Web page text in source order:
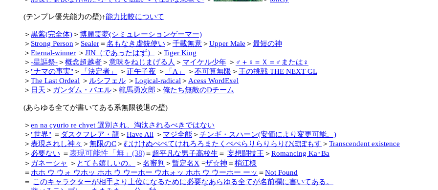
(テンプレ優先能力の壁)↑能力比較について
＞ 黒紫(完全体)＞ 博麗霊夢(シミュレーションゲーマー)
＞ Strong Person ＞ Sealer＝名もなき虚銃使い ＞ 千載無意＞ Upper Male ＞ 最短の神
＞ Eternal-winner ＞ JIN（であったはず） ＞ Tiger King
＞ -星謳祭-＞ 概念超越者＞ 意味をねじまげる人 ＞ マイケル少年 ＞ ♂＋♀＝Ｘ＝♂または♀
＞ "ナマの事実"＞ 「決定者」 ＞ 正午子夜 ＞ 「A」 ＞ 不可算無限 ＞ 王の挑戦 THE NEXT GL
＞ The Last Ordeal ＞ ルシフェル ＞ Logical-radical ＞ Acess WordExel
＞ 日天 ＞ ガンダム・バエル＞ 範馬勇次郎 ＞ 俺たち無敵のDチーム
(あらゆる全てが書いてある系無限後退の壁)
＞ en na cyurio re chyet 選別され、淘汰されるべきではない
＞ "世界" ＝ ダスクフレア・龍 ＞ Have All ＞ マジ全能＞ チンギ・スハーン(安価により変更可能。)
＞ 表現されし神々 ＞ 無限のC＞ むけけぬぺぺてけれろろまたくぺぺらりらりらりひぽぽもす ＞ Transcendent existence
＞ 必要ない ＝表現可能性「無」(38)＝ 超平凡な男子高校生 ＝ 妄想闘技王 ＞ Romancing Ka･Ba
＞ ガネーシャ ＞ とても嬉しいの。 ＞ 名審判 ＞ 暫定名X =ザ☆神 ＝梢江様
＝ ホホ ウ ウォ ウホッ ホホ ウ ウーホー ウホォッ ホホ ウ ウーホー ーッ ＝Not Found
＝ このキャラクターが相手より上位になるために必要なあらゆる全てが名前欄に書いてある。